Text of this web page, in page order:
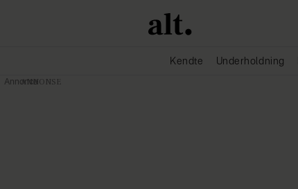
Kendte Underholdning
Annonce